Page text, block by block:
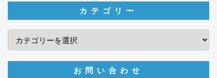
カテゴリー
お問い合わせ